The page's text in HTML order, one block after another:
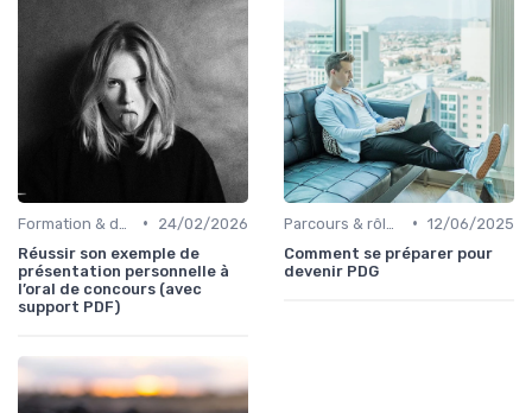
•
24/02/2026
Réussir son exemple de
présentation personnelle à
l’oral de concours (avec
support PDF)
• 12/06/2025
Comment se préparer pour
devenir PDG